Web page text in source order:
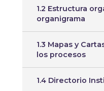
1.2 Estructura
organigrama
1.3 Mapas y
los procesos
1.4 Directorio